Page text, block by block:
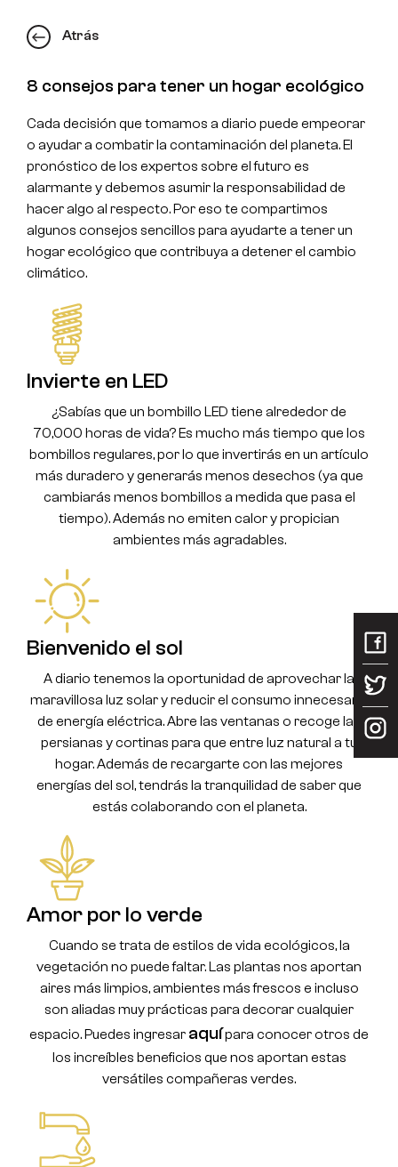
Atrás
8 consejos para tener un hogar ecológico
Cada decisión que tomamos a diario puede empeorar
o ayudar a combatir la contaminación del planeta. El
pronóstico de los expertos sobre el futuro es
alarmante y debemos asumir la responsabilidad de
hacer algo al respecto. Por eso te compartimos
algunos consejos sencillos para ayudarte a tener un
hogar ecológico que contribuya a detener el cambio
climático.
Invierte en LED
¿Sabías que un bombillo LED tiene alrededor de
70,000 horas de vida? Es mucho más tiempo que los
bombillos regulares, por lo que invertirás en un artículo
más duradero y generarás menos desechos (ya que
cambiarás menos bombillos a medida que pasa el
tiempo). Además no emiten calor y propician
ambientes más agradables.
Bienvenido el sol
A diario tenemos la oportunidad de aprovechar la
maravillosa luz solar y reducir el consumo innecesario
de energía eléctrica. Abre las ventanas o recoge las
persianas y cortinas para que entre luz natural a tu
hogar. Además de recargarte con las mejores
energías del sol, tendrás la tranquilidad de saber que
estás colaborando con el planeta.
Amor por lo verde
Cuando se trata de estilos de vida ecológicos, la
vegetación no puede faltar. Las plantas nos aportan
aires más limpios, ambientes más frescos e incluso
son aliadas muy prácticas para decorar cualquier
espacio. Puedes ingresar aquípara conocer otros de
los increíbles beneficios que nos aportan estas
versátiles compañeras verdes.